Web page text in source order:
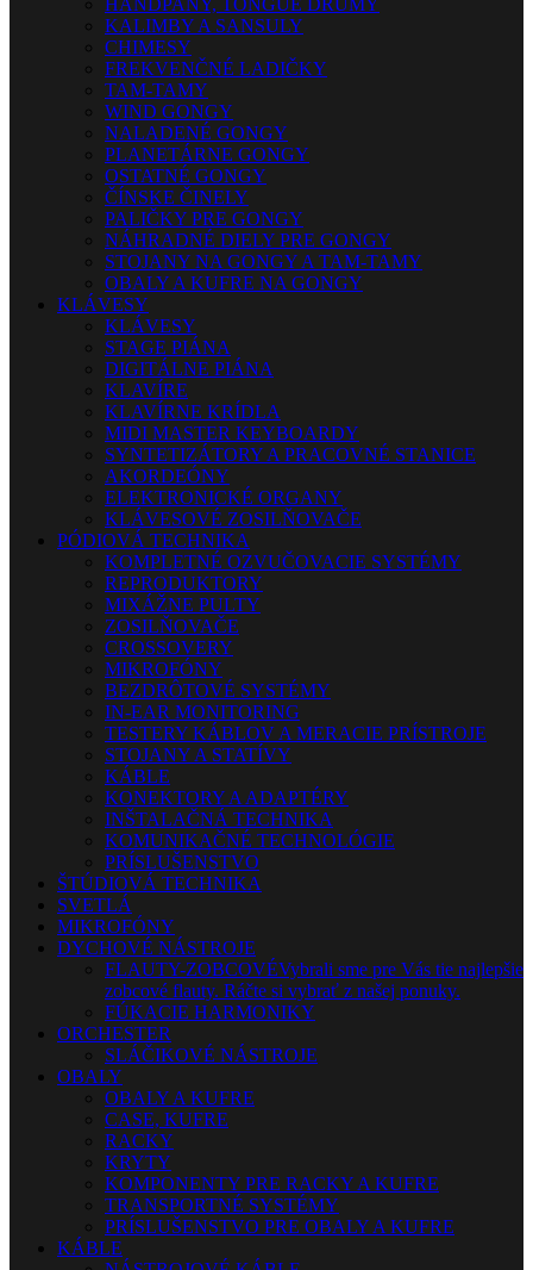
HANDPANY, TONGUE DRUMY
KALIMBY A SANSULY
CHIMESY
FREKVENČNÉ LADIČKY
TAM-TAMY
WIND GONGY
NALADENÉ GONGY
PLANETÁRNE GONGY
OSTATNÉ GONGY
ČÍNSKE ČINELY
PALIČKY PRE GONGY
NÁHRADNÉ DIELY PRE GONGY
STOJANY NA GONGY A TAM-TAMY
OBALY A KUFRE NA GONGY
KLÁVESY
KLÁVESY
STAGE PIÁNA
DIGITÁLNE PIÁNA
KLAVÍRE
KLAVÍRNE KRÍDLA
MIDI MASTER KEYBOARDY
SYNTETIZÁTORY A PRACOVNÉ STANICE
AKORDEÓNY
ELEKTRONICKÉ ORGANY
KLÁVESOVÉ ZOSILŇOVAČE
PÓDIOVÁ TECHNIKA
KOMPLETNÉ OZVUČOVACIE SYSTÉMY
REPRODUKTORY
MIXÁŽNE PULTY
ZOSILŇOVAČE
CROSSOVERY
MIKROFÓNY
BEZDRÔTOVÉ SYSTÉMY
IN-EAR MONITORING
TESTERY KÁBLOV A MERACIE PRÍSTROJE
STOJANY A STATÍVY
KÁBLE
KONEKTORY A ADAPTÉRY
INŠTALAČNÁ TECHNIKA
KOMUNIKAČNÉ TECHNOLÓGIE
PRÍSLUŠENSTVO
ŠTÚDIOVÁ TECHNIKA
SVETLÁ
MIKROFÓNY
DYCHOVÉ NÁSTROJE
FLAUTY-ZOBCOVÉVybrali sme pre Vás tie najlepšie
zobcové flauty. Ráčte si vybrať z našej ponuky.
FÚKACIE HARMONIKY
ORCHESTER
SLÁČIKOVÉ NÁSTROJE
OBALY
OBALY A KUFRE
CASE, KUFRE
RACKY
KRYTY
KOMPONENTY PRE RACKY A KUFRE
TRANSPORTNÉ SYSTÉMY
PRÍSLUŠENSTVO PRE OBALY A KUFRE
KÁBLE